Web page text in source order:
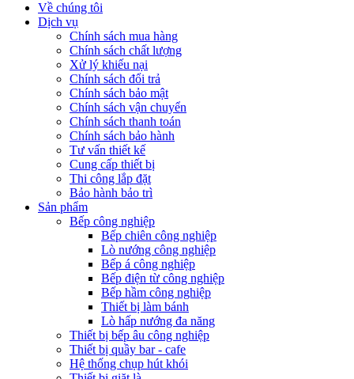
Về chúng tôi
Dịch vụ
Chính sách mua hàng
Chính sách chất lượng
Xử lý khiếu nại
Chính sách đổi trả
Chính sách bảo mật
Chính sách vận chuyển
Chính sách thanh toán
Chính sách bảo hành
Tư vấn thiết kế
Cung cấp thiết bị
Thi công lắp đặt
Bảo hành bảo trì
Sản phẩm
Bếp công nghiệp
Bếp chiên công nghiệp
Lò nướng công nghiệp
Bếp á công nghiệp
Bếp điện từ công nghiệp
Bếp hầm công nghiệp
Thiết bị làm bánh
Lò hấp nướng đa năng
Thiết bị bếp âu công nghiệp
Thiết bị quầy bar - cafe
Hệ thống chụp hút khói